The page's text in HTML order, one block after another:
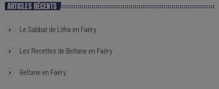
ARTICLES RÉCENTS
Le Sabbat de Litha en Faëry
Les Recettes de Beltane en Faëry
Beltane en Faëry